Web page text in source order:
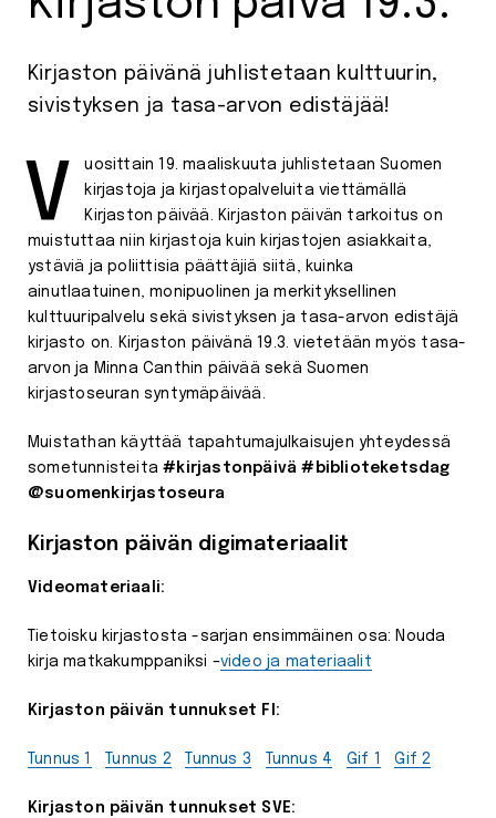
Kirjaston päivänä juhlistetaan kulttuurin,
sivistyksen ja tasa-arvon edistäjää!
Vuosittain 19. maaliskuuta juhlistetaan Suomen
kirjastoja ja kirjastopalveluita viettämällä
Kirjaston päivää. Kirjaston päivän tarkoitus on
muistuttaa niin kirjastoja kuin kirjastojen asiakkaita,
ystäviä ja poliittisia päättäjiä siitä, kuinka
ainutlaatuinen, monipuolinen ja merkityksellinen
kulttuuripalvelu sekä sivistyksen ja tasa-arvon edistäjä
kirjasto on. Kirjaston päivänä 19.3. vietetään myös tasa-
arvon ja Minna Canthin päivää sekä Suomen
kirjastoseuran syntymäpäivää.
Muistathan käyttää tapahtumajulkaisujen yhteydessä
sometunnisteita#kirjastonpäivä #biblioteketsdag
@suomenkirjastoseura
Kirjaston päivän digimateriaalit
Videomateriaali:
Tietoisku kirjastosta -sarjan ensimmäinen osa: Nouda
kirja matkakumppaniksi –video ja materiaalit
Kirjaston päivän tunnukset FI:
Tunnus 1 Tunnus 2 Tunnus 3 Tunnus 4 Gif 1 Gif 2
Kirjaston päivän tunnukset SVE: